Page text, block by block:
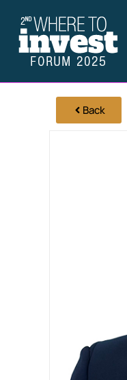
Back